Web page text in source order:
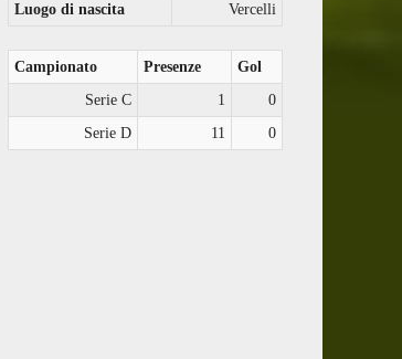
Luogo di nascita
Vercelli
Campionato Presenze
Gol
Serie C
1
0
Serie D
11 0